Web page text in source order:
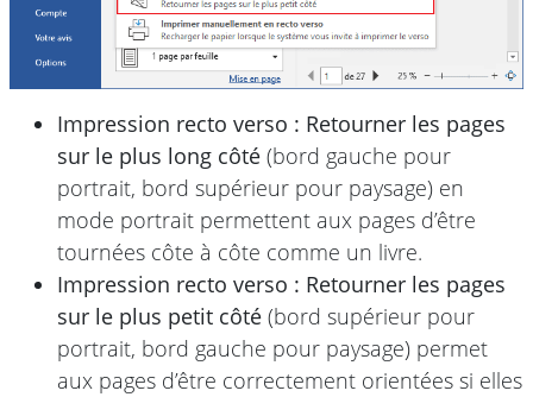
Impression recto verso : Retourner les pages
sur le plus long côté (bord gauche pour
portrait, bord supérieur pour paysage) en
mode portrait permettent aux pages d’être
tournées côte à côte comme un livre.
Impression recto verso : Retourner les pages
sur le plus petit côté (bord supérieur pour
portrait, bord gauche pour paysage) permet
aux pages d’être correctement orientées si elles